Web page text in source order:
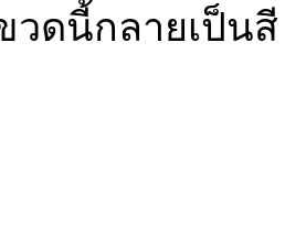
วดนี้กลายเป็นสี